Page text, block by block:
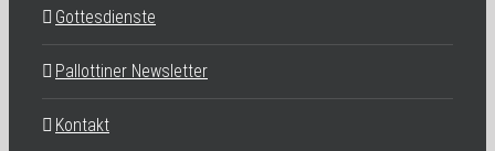
Gottesdienste
Pallottiner Newsletter
Kontakt